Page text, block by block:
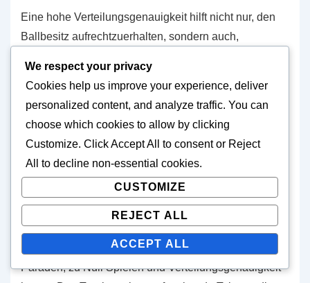
Eine hohe Verteilungsgenauigkeit hilft nicht nur, den
Ballbesitz aufrechtzuerhalten, sondern auch,
Bereich glänzen, werden oft als Spielmacher von
hinten angesehen und tragen zur Gesamtstrategie
ihres Teams bei. Trainer schätzen Torhüter, die präzise
Pässe spielen können, da dies die Ergebnisse von
Spielen erheblich beeinflussen kann.
Überblick über die Turnierleistungen
Die Gesamtleistung der Torhüter bei der FIFA U-17-
Weltmeisterschaft 2023 hob die Bedeutung von
Paraden, zu Null Spielen und Verteilungsgenauigkeit
We respect your privacy
Cookies help us improve your experience, deliver
personalized content, and analyze traffic. You can
choose which cookies to allow by clicking
Customize. ClickAccept All to consent or Reject
All
to decline non-essential cookies.
CUSTOMIZE
REJECT ALL
ACCEPT ALL